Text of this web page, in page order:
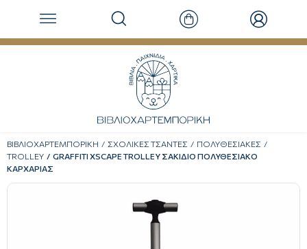
ΒΙΒΛΙΟΧΑΡΤΕΜΠΟΡΙΚΗ ΣΧΟΛΙΚΕΣ ΤΣΑΝΤΕΣ
ΠΟΛΥΘΕΣΙΑΚΕΣ
TROLLEY
GRAFFITI XSCAPE TROLLEY ΣΑΚΙΔΙΟ ΠΟΛΥΘΕΣΙΑΚΟ
ΚΑΡΧΑΡΙΑΣ